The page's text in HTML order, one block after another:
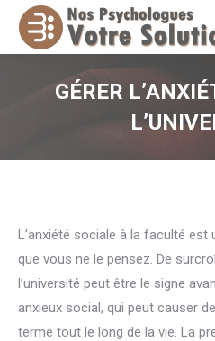
GÉRER
L’anxiété sociale à la faculté est
que vous ne le pensez. De
l’université peut être le signe
anxieux social, qui peut causer
terme tout le long de la vie. La